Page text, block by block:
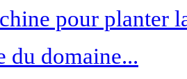
pour planter
du domaine...